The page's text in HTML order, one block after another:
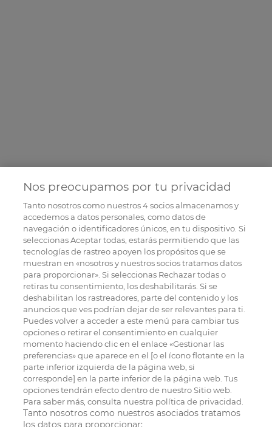
Nos preocupamos por tu privacidad
Tanto nosotros como nuestros4socios almacenamos y
accedemos a datos personales, como datos de
navegación o identificadores únicos, en tu dispositivo. Si
seleccionas Aceptar todas, estarás permitiendo que las
tecnologías de rastreo apoyen los propósitos que se
muestran en «nosotros y nuestros socios tratamos datos
para proporcionar». Si seleccionas Rechazar todas o
retiras tu consentimiento, los deshabilitarás. Si se
deshabilitan los rastreadores, parte del contenido y los
anuncios que ves podrían dejar de ser relevantes para ti.
Puedes volver a acceder a este menú para cambiar tus
opciones o retirar el consentimiento en cualquier
momento haciendo clic en el enlace «Gestionar las
preferencias» que aparece en el [o el ícono flotante en la
parte inferior izquierda de la página web, si
corresponde] en la parte inferior de la página web. Tus
opciones tendrán efecto dentro de nuestro Sitio web.
Para saber más, consulta nuestra política de privacidad.
Tanto nosotros como nuestros asociados tratamos
los datos para proporcionar: